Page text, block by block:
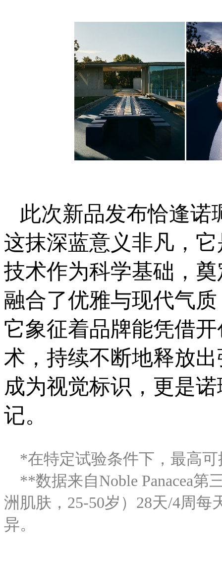
此次新品发布恰逢诺
这抹深蓝意义非凡，
技术作为科学基础，
融合了优雅与现代气
它象征着品牌能凭借
术，持续不断地释放
成为视觉标识，更是
记。
*在特定试验条件下，最高
**数据来自Noble Panacea
洲肌肤，25-50岁）28天/4周
异。